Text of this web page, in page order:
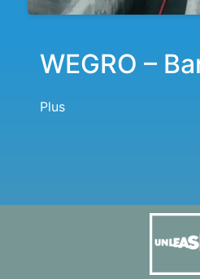
WEGRO –
Plus